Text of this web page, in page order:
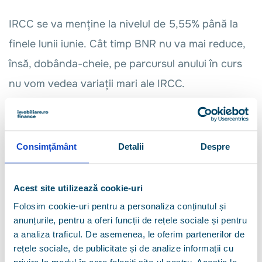
Consimțământ Detalii Despre
Acest site utilizează cookie-uri
Folosim cookie-uri pentru a personaliza conținutul și
anunțurile, pentru a oferi funcții de rețele sociale și pentru
a analiza traficul. De asemenea, le oferim partenerilor de
rețele sociale, de publicitate și de analize informații cu
IRCC se va menține la nivelul de 5,55% până la
finele lunii iunie. Cât timp BNR nu va mai reduce,
însă, dobânda-cheie, pe parcursul anului în curs
nu vom vedea variații mari ale IRCC.
“Estimăm că nu vor exista reduceri ale dobânzii-
cheie cel puțin până în vară, astfel că IRCC se va
menține anul acesta în jurul valorii de 5,5%. Este
și normal în condițiile în care avem din nou o
prognoză de inflație revizuită în creștere față de
estimările anterioare, există riscuri provenite
dintr-o instabilitate geopolitică și un război